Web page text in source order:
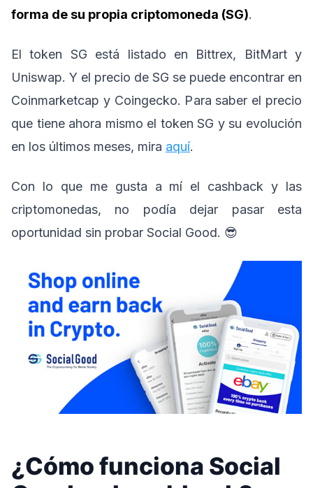
forma de su propia criptomoneda (SG).
El token SG está listado en Bittrex, BitMart y
Uniswap. Y el precio de SG se puede encontrar en
Coinmarketcap y Coingecko. Para saber el precio
que tiene ahora mismo el token SG y su evolución
en los últimos meses, mira aquí.
Con lo que me gusta a mí el cashback y las
criptomonedas, no podía dejar pasar esta
oportunidad sin probar Social Good. 😎
¿Cómo funciona Social